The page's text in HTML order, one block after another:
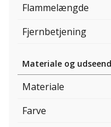
Flammelængde
Fjernbetjening
Materiale og
Materiale
Farve